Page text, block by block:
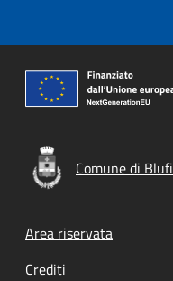
Comune di Blufi
Footer menu
Area riservata
Crediti